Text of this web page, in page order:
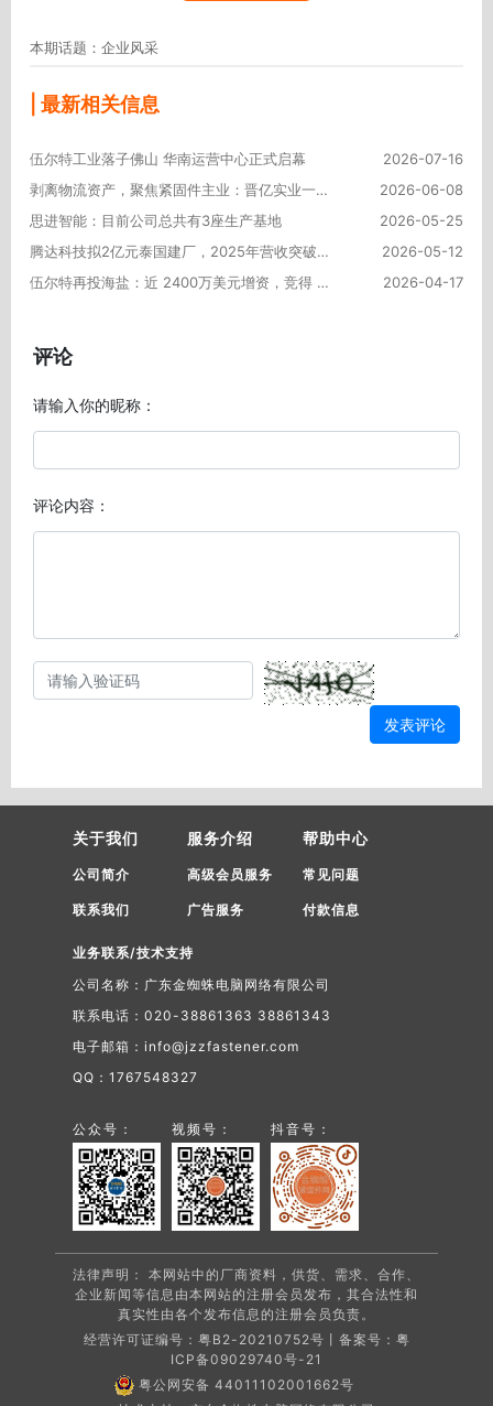
本期话题：企业风采
| 最新相关信息
伍尔特工业落子佛山 华南运营中心正式启幕
2026-07-16
剥离物流资产，聚焦紧固件主业：晋亿实业一季报净利增超25%
2026-06-08
思进智能：目前公司总共有3座生产基地
2026-05-25
腾达科技拟2亿元泰国建厂，2025年营收突破20亿元
2026-05-12
伍尔特再投海盐：近 2400万美元增资，竞得 5.6万平方米产业园
2026-04-17
评论
请输入你的昵称：
评论内容：
发表评论
关于我们
公司简介
联系我们
服务介绍
高级会员服务
广告服务
帮助中心
常见问题
付款信息
业务联系/技术支持
公司名称：广东金蜘蛛电脑网络有限公司
联系电话：020-38861363 38861343
电子邮箱：info@jzzfastener.com
QQ：1767548327
公众号： 视频号： 抖音号：
法律声明： 本网站中的厂商资料，供货、需求、合作、
企业新闻等信息由本网站的注册会员发布，其合法性和
真实性由各个发布信息的注册会员负责。
经营许可证编号：粤B2-20210752号丨备案号： 粤
ICP备09029740号-21
粤公网安备 44011102001662号